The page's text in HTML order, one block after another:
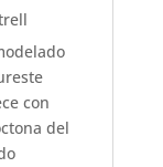
con
del